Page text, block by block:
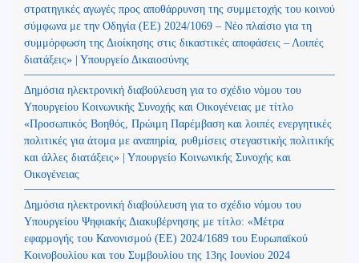
στρατηγικές αγωγές προς αποθάρρυνση της συμμετοχής του κοινού
σύμφωνα με την Οδηγία (ΕΕ) 2024/1069 – Νέο πλαίσιο για τη
συμμόρφωση της Διοίκησης στις δικαστικές αποφάσεις – Λοιπές
διατάξεις» | Υπουργείο Δικαιοσύνης
Δημόσια ηλεκτρονική διαβούλευση για το σχέδιο νόμου του
Υπουργείου Κοινωνικής Συνοχής και Οικογένειας με τίτλο
«Προσωπικός Βοηθός, Πρώιμη Παρέμβαση και λοιπές ενεργητικές
πολιτικές για άτομα με αναπηρία, ρυθμίσεις στεγαστικής πολιτικής
και άλλες διατάξεις» | Υπουργείο Κοινωνικής Συνοχής και
Οικογένειας
Δημόσια ηλεκτρονική διαβούλευση για το σχέδιο νόμου του
Υπουργείου Ψηφιακής Διακυβέρνησης με τίτλο: «Μέτρα
εφαρμογής του Κανονισμού (ΕΕ) 2024/1689 του Ευρωπαϊκού
Κοινοβουλίου και του Συμβουλίου της 13ης Ιουνίου 2024